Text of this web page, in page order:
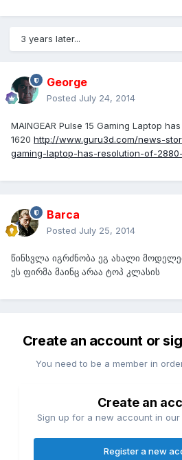
3 years later...
George
Posted July 24, 2014
MAINGEAR Pulse 15 Gaming Laptop
1620 http://www.guru3d.com/news-
gaming-laptop-has-resolution-of-
Barca
Posted July 25, 2014
წინსვლა იგრძნობა ეგ ახალი
ეს ფირმა მაინც არაა ტოპ კლასის
Create an account or
You need to be a member in
Create an
Sign up for a new account in our
Register a new